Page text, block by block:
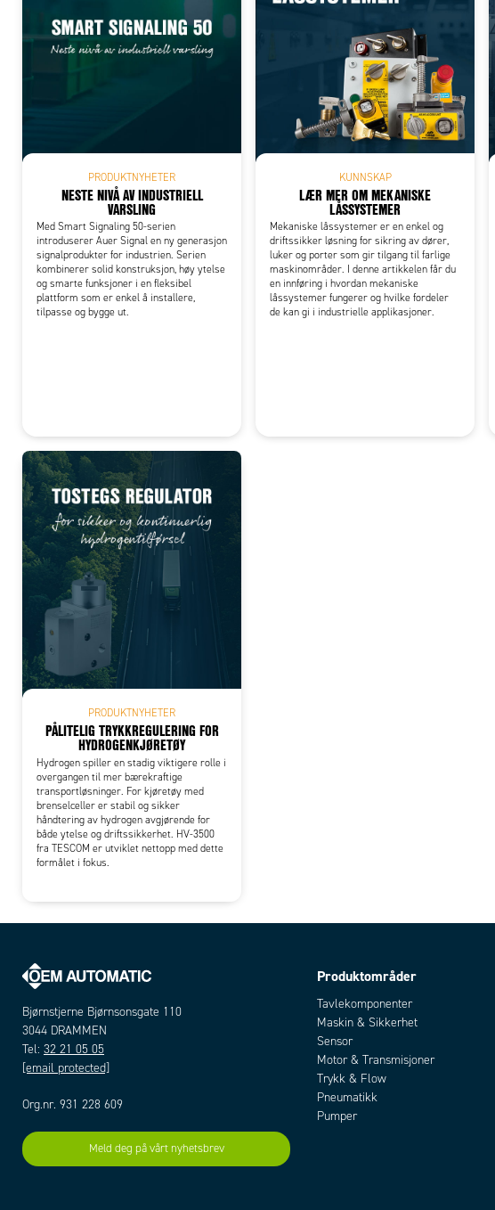
Add to existing cart row
PRODUKTNYHETER
NESTE NIVÅ AV INDUSTRIELL
VARSLING
Med Smart Signaling 50-serien
introduserer Auer Signal en ny generasjon
signalprodukter for industrien. Serien
kombinerer solid konstruksjon, høy ytelse
og smarte funksjoner i en fleksibel
plattform som er enkel å installere,
tilpasse og bygge ut.
KUNNSKAP
LÆR MER OM MEKANISKE
LÅSSYSTEMER
Mekaniske låssystemer er en enkel og
driftssikker løsning for sikring av dører,
luker og porter som gir tilgang til farlige
maskinområder. I denne artikkelen får du
en innføring i hvordan mekaniske
låssystemer fungerer og hvilke fordeler
de kan gi i industrielle applikasjoner.
PRODUKTNYHETER
PÅLITELIG TRYKKREGULERING FOR
HYDROGENKJØRETØY
Hydrogen spiller en stadig viktigere rolle i
overgangen til mer bærekraftige
transportløsninger. For kjøretøy med
brenselceller er stabil og sikker
håndtering av hydrogen avgjørende for
både ytelse og driftssikkerhet. HV-3500
fra TESCOM er utviklet nettopp med dette
formålet i fokus.
Bjørnstjerne Bjørnsonsgate 110
3044 DRAMMEN
Tel: 32 21 05 05
[email protected]
Org.nr. 931 228 609
Meld deg på vårt nyhetsbrev
Produktområder
Tavlekomponenter
Maskin & Sikkerhet
Sensor
Motor & Transmisjoner
Trykk & Flow
Pneumatikk
Pumper